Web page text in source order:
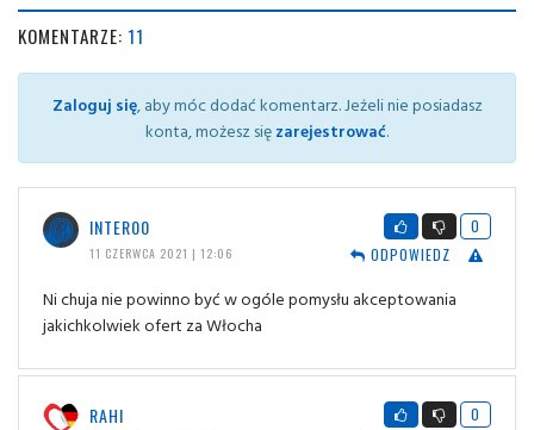
KOMENTARZE: 11
Zaloguj się, aby móc dodać komentarz. Jeżeli nie posiadasz
konta, możesz sięzarejestrować.
INTER00
11 CZERWCA 2021 | 12:06
0
ODPOWIEDZ
Ni chuja nie powinno być w ogóle pomysłu akceptowania
jakichkolwiek ofert za Włocha
RAHI
0